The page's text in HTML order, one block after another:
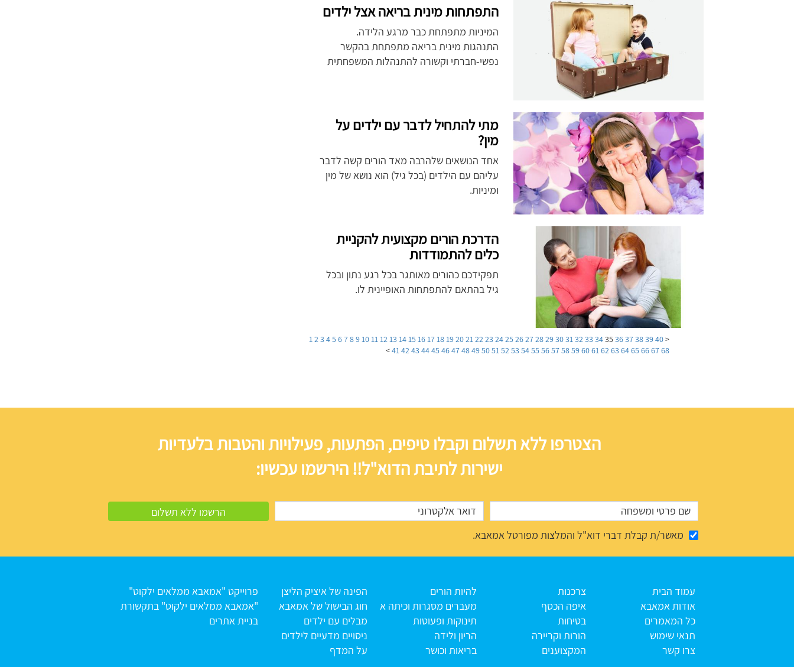
התפתחות מינית בריאה אצל ילדים
המיניות מתפתחת כבר מרגע הלידה.
התנהגות מינית בריאה מתפתחת בהקשר
נפשי-חברתי וקשורה להתנהלות המשפחתית
מתי להתחיל לדבר עם ילדים על
מין?
אחד הנושאים שלהרבה מאד הורים קשה לדבר
עליהם עם הילדים (בכל גיל) הוא נושא של מין
ומיניות.
הדרכת הורים מקצועית להקניית
כלים להתמודדות
תפקידכם כהורים מאותגר בכל רגע נתון ובכל
גיל בהתאם להתפתחות האופיינית לו.
<
12345678910111213141516171819202122232425262728293031323334353637383940
41424344454647484950515253545556575859606162636465666768
>
הצטרפו ללא תשלום וקבלו טיפים, הפתעות, פעילויות והטבות בלעדיות
ישירות לתיבת הדוא"ל!! הירשמו עכשיו:
מאשר/ת קבלת דברי דוא"ל והמלצות מפורטל אמאבא.
עמוד הבית
אודות אמאבא
כל המאמרים
תנאי שימוש
צרו קשר
צרכנות
איפה הכסף
בטיחות
הורות וקריירה
המקצוענים
להיות הורים
מעברים מסגרות וכיתה א
תינוקות ופעוטות
הריון ולידה
בריאות וכושר
הפינה של איציק הליצן
חוג הבישול של אמאבא
מבלים עם ילדים
ניסויים מדעיים לילדים
על המדף
פרוייקט "אמאבא ממלאים ילקוט"
"אמאבא ממלאים ילקוט" בתקשורת
בניית אתרים